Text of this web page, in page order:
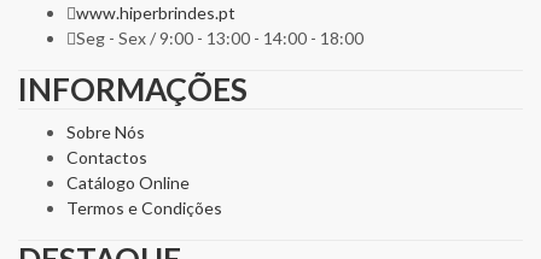
www.hiperbrindes.pt
Seg - Sex / 9:00 - 13:00 - 14:00 - 18:00
INFORMAÇÕES
Sobre Nós
Contactos
Catálogo Online
Termos e Condições